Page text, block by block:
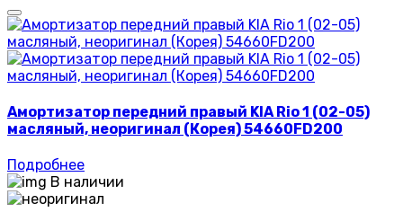
Амортизатор передний правый KIA Rio 1 (02-05)
масляный, неоригинал (Корея) 54660FD200
Подробнее
В наличии